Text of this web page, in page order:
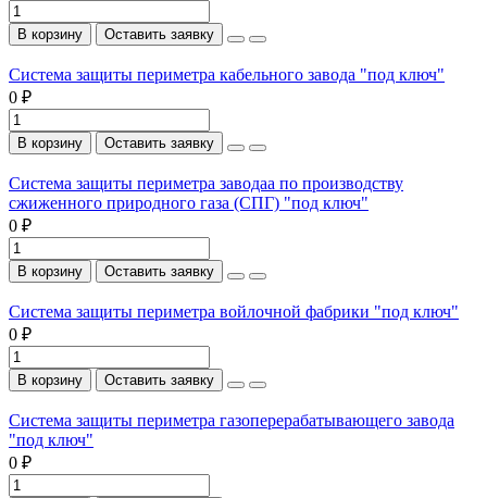
В корзину Оставить заявку
Система защиты периметра кабельного завода "под ключ"
0 ₽
В корзину Оставить заявку
Система защиты периметра заводаа по производству
сжиженного природного газа (СПГ) "под ключ"
0 ₽
В корзину Оставить заявку
Система защиты периметра войлочной фабрики "под ключ"
0 ₽
В корзину Оставить заявку
Система защиты периметра газоперерабатывающего завода
"под ключ"
0 ₽